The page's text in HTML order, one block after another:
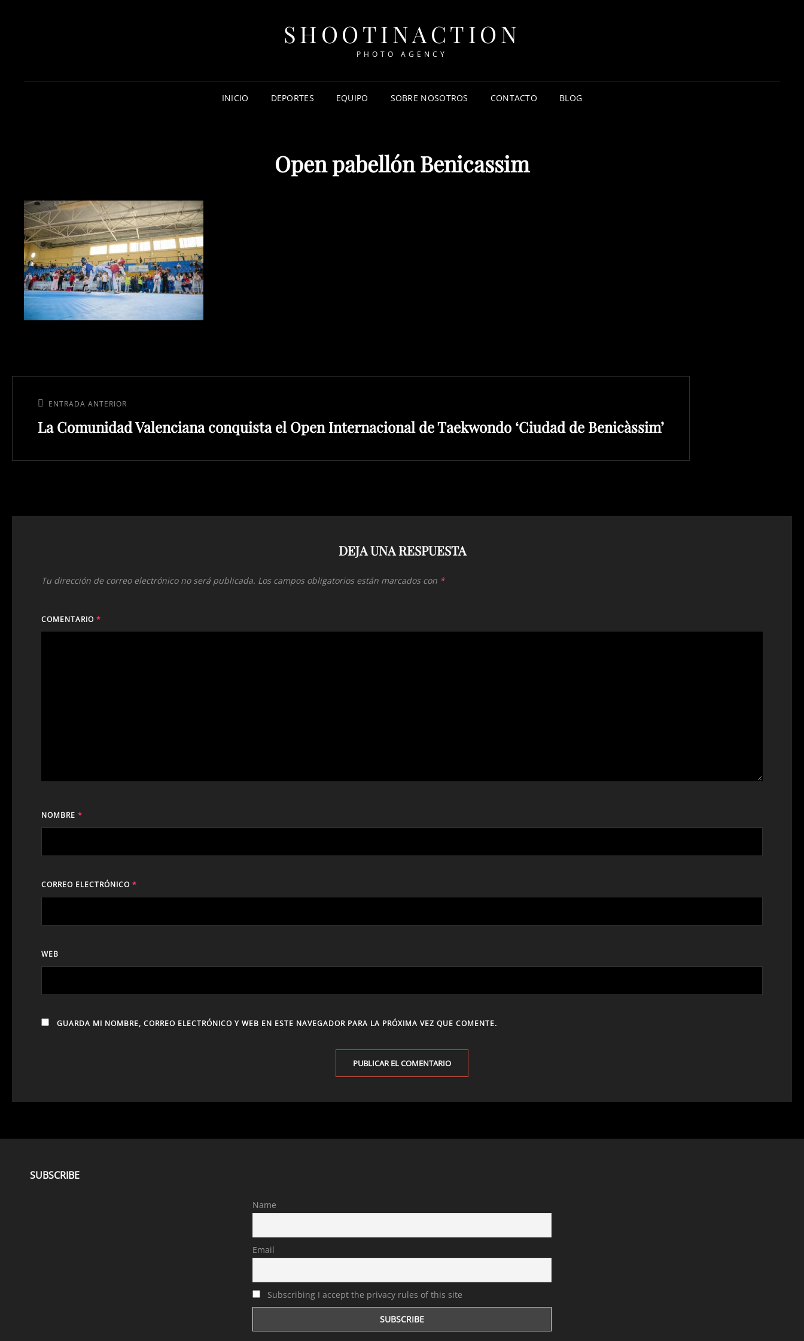
SHOOTINACTION
PHOTO AGENCY
INICIO DEPORTES EQUIPO SOBRE NOSOTROS CONTACTO BLOG
Open pabellón Benicassim
entradas
Entrada
anterior:
ENTRADA ANTERIOR
La Comunidad Valenciana conquista el Open Internacional de Taekwondo ‘Ciudad de Benicàssim’
DEJA UNA RESPUESTA
Tu dirección de correo electrónico no será publicada. Los campos obligatorios están marcados con *
COMENTARIO *
NOMBRE *
CORREO ELECTRÓNICO *
WEB
GUARDA MI NOMBRE, CORREO ELECTRÓNICO Y WEB EN ESTE NAVEGADOR PARA LA PRÓXIMA VEZ QUE COMENTE.
SUBSCRIBE
Name
Email
Subscribing I accept the privacy rules of this site